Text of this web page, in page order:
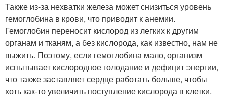
Также из-за нехватки железа может снизиться уровень
гемоглобина в крови, что приводит к анемии.
Гемоглобин переносит кислород из легких к другим
органам и тканям, а без кислорода, как известно, нам не
выжить. Поэтому, если гемоглобина мало, организм
испытывает кислородное голодание и дефицит энергии,
что также заставляет сердце работать больше, чтобы
хоть как-то увеличить поступление кислорода в клетки.